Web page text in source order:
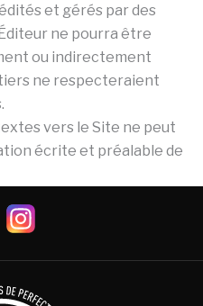
et gérés par des
ne pourra être
ou indirectement
ne respecteraient
vers le Site ne peut
écrite et préalable de